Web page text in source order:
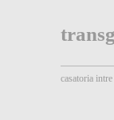
casatoria